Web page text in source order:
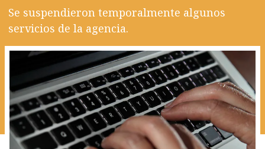
Se suspendieron temporalmente algunos
servicios de la agencia.